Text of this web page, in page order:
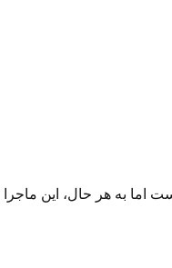
اما به هر حال، این ماجرا